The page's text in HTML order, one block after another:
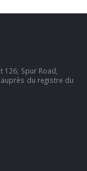
126, Spur Road,
du registre du